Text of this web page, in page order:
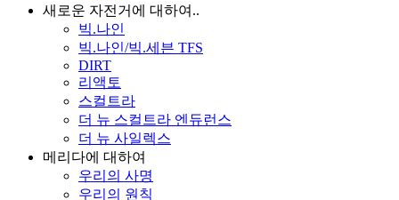
새로운 자전거에 대하여..
빅.나인
빅.나인/빅.세븐 TFS
DIRT
리액토
스컬트라
더 뉴 스컬트라 엔듀런스
더 뉴 사일렉스
메리다에 대하여
우리의 사명
우리의 원칙